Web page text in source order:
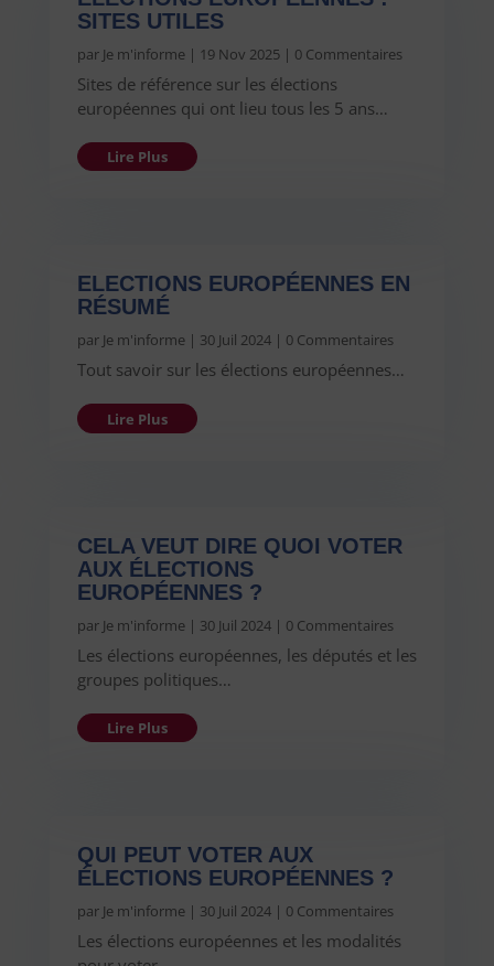
SITES UTILES
par Je m'informe| 19 Nov 2025| 0 Commentaires
Sites de référence sur les élections
européennes qui ont lieu tous les 5 ans…
Lire Plus
ELECTIONS EUROPÉENNES EN
RÉSUMÉ
par Je m'informe| 30 Juil 2024| 0 Commentaires
Tout savoir sur les élections européennes…
Lire Plus
CELA VEUT DIRE QUOI VOTER
AUX ÉLECTIONS
EUROPÉENNES ?
par Je m'informe| 30 Juil 2024| 0 Commentaires
Les élections européennes, les députés et les
groupes politiques…
Lire Plus
QUI PEUT VOTER AUX
ÉLECTIONS EUROPÉENNES ?
par Je m'informe| 30 Juil 2024| 0 Commentaires
Les élections européennes et les modalités